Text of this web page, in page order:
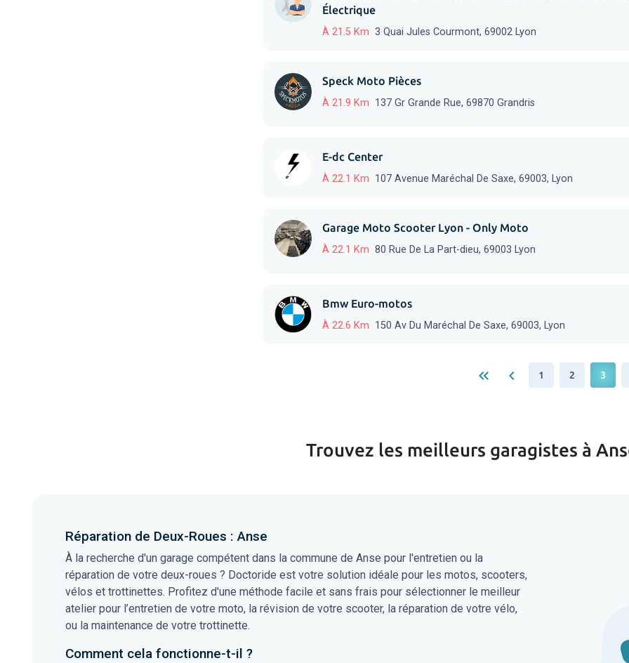
Électrique
À 21.5 Km 3 Quai Jules Courmont, 69002 Lyon
Speck Moto Pièces
À 21.9 Km 137 Gr Grande Rue, 69870 Grandris
E-dc Center
À 22.1 Km 107 Avenue Maréchal De Saxe, 69003, Lyon
Garage Moto Scooter Lyon - Only Moto
À 22.1 Km 80 Rue De La Part-dieu, 69003 Lyon
Bmw Euro-motos
À 22.6 Km 150 Av Du Maréchal De Saxe, 69003, Lyon
keyboard_double_arrow_left keyboard_arrow_left 1 2 3
Trouvez les meilleurs garagistes à
Réparation de Deux-Roues : Anse
À la recherche d'un garage compétent dans la commune de Anse pour l'entretien ou la
réparation de votre deux-roues ? Doctoride est votre solution idéale pour les motos, scooters,
vélos et trottinettes. Profitez d'une méthode facile et sans frais pour sélectionner le meilleur
atelier pour l’entretien de votre moto, la révision de votre scooter, la réparation de votre vélo,
ou la maintenance de votre trottinette.
Comment cela fonctionne-t-il ?